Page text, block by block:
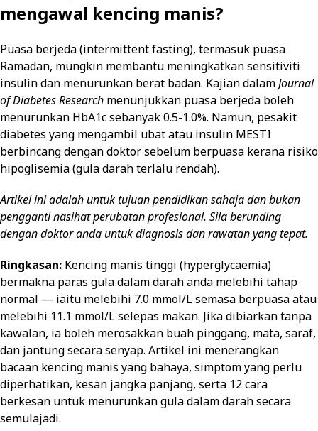
mengawal kencing manis?
Puasa berjeda (intermittent fasting), termasuk puasa
Ramadan, mungkin membantu meningkatkan sensitiviti
insulin dan menurunkan berat badan. Kajian dalamJournal
of Diabetes Research menunjukkan puasa berjeda boleh
menurunkan HbA1c sebanyak 0.5-1.0%. Namun, pesakit
diabetes yang mengambil ubat atau insulin MESTI
berbincang dengan doktor sebelum berpuasa kerana risiko
hipoglisemia (gula darah terlalu rendah).
Artikel ini adalah untuk tujuan pendidikan sahaja dan bukan
pengganti nasihat perubatan profesional. Sila berunding
dengan doktor anda untuk diagnosis dan rawatan yang tepat.
Ringkasan: Kencing manis tinggi (hyperglycaemia)
bermakna paras gula dalam darah anda melebihi tahap
normal — iaitu melebihi 7.0 mmol/L semasa berpuasa atau
melebihi 11.1 mmol/L selepas makan. Jika dibiarkan tanpa
kawalan, ia boleh merosakkan buah pinggang, mata, saraf,
dan jantung secara senyap. Artikel ini menerangkan
bacaan kencing manis yang bahaya, simptom yang perlu
diperhatikan, kesan jangka panjang, serta 12 cara
berkesan untuk menurunkan gula dalam darah secara
semulajadi.